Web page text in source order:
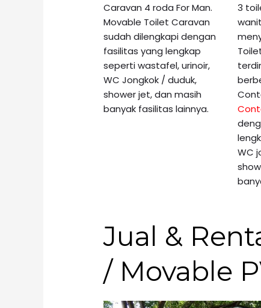
Caravan 4 roda For Man.
Movable Toilet Caravan
sudah dilengkapi dengan
fasilitas yang lengkap
seperti wastafel, urinoir,
WC Jongkok / duduk,
shower jet, dan masih
banyak fasilitas lainnya.
3
WC
Jual &
/ Movable